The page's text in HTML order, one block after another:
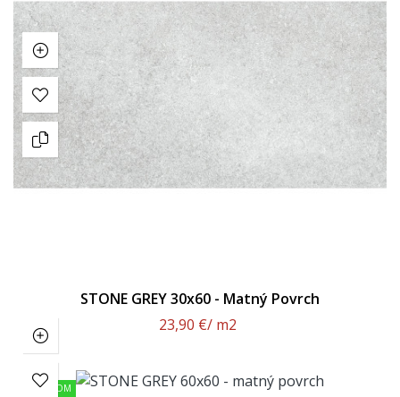
STONE GREY 30x60 - Matný Povrch
23,90 €/ m2
SKLADOM